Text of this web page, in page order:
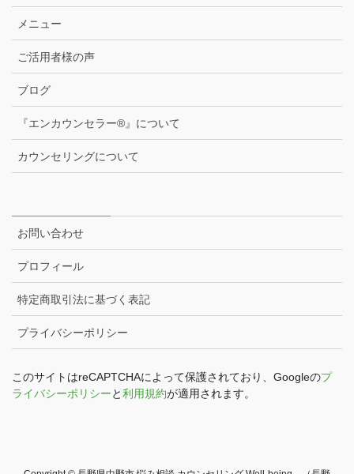
メニュー
ご活用者様の声
ブログ
『エンカウンセラー®️』について
カウンセリングについて
お問い合わせ
プロフィール
特定商取引法に基づく表記
プライバシーポリシー
このサイトはreCAPTCHAによって保護されており、Googleのプ
ライバシーポリシーと利用規約が適用されます。